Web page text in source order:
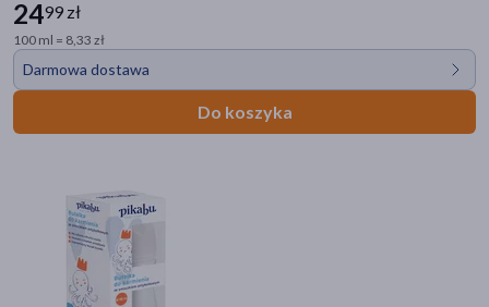
2499 zł
100 ml = 8,33 zł
Darmowa dostawa
Do koszyka